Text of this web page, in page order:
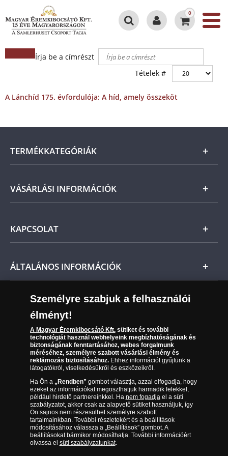
0
Írja be a címrészt
Tételek #
A Lánchíd 175. évfordulója: A híd, amely összeköt
TERMÉKKATEGÓRIÁK
Arany
Magyar
VÁSÁRLÁSI INFORMÁCIÓK
Kézbesítés
Reklamáció
Visszaküldés
Elállási űrlap
KAPCSOLAT
Ügyfélszolgálat
Leiratkozás a hírlevélről
Karrier
ÁLTALÁNOS INFORMÁCIÓK
Sütik (cookies) használata
Süti (cookies)Beállítások
Társaságunkról
Az érmék és érmek ára és értéke
Gyakran ismételt kérdések
Adatkezelés
06 80 888 889
(díjmentesen hívható hétfőtől csütörtökig 9.00 és 17.00
óra között, péntekenként 9.00 és 15.00 óra között)
Személyre szabjuk a felhasználói
élményt!
A Magyar Éremkibocsátó Kft.sütiket és további
technológiát használ webhelyeink megbízhatóságának és
biztonságának fenntartásához, webes forgalmunk
méréséhez, személyre szabott vásárlási élmény és
reklámozás biztosításához.Ehhez információt gyűjtünk a
látogatókról, viselkedésükről és eszközeikről.
Ha Ön a „Rendben”gombot választja, azzal elfogadja, hogy
ezeket az információkat megoszthatjuk harmadik felekkel,
például hirdető partnereinkkel. Ha nem fogadjael a süti
szabályzatot, akkor csak az alapvető sütiket használjuk, így
Ön sajnos nem részesülhet személyre szabott
tartalmainkban. További részletekért és a beállítások
módosításához válassza a „Beállítások” gombot. A
beállításokat bármikor módosíthatja. További információért
olvassa el süti szabályzatunkat.